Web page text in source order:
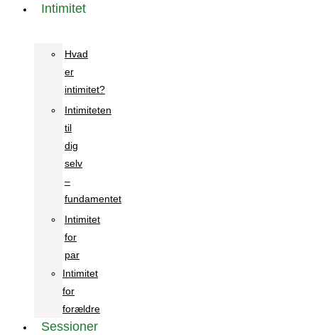
Intimitet
Hvad
er
intimitet?
Intimiteten
til
dig
selv
–
fundamentet
Intimitet
for
par
Intimitet
for
forældre
Sessioner